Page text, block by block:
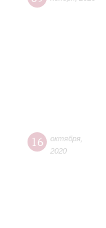
16 октября
2020